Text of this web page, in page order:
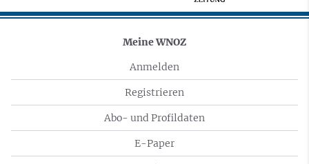
Meine WNOZ
Anmelden
Registrieren
Abo- und Profildaten
E-Paper